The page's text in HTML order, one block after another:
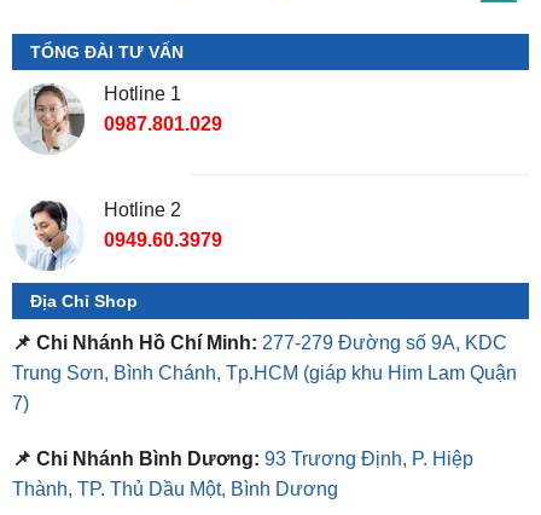
Hotline 1
0987.801.029
Địa Chỉ Shop
📌 Chi Nhánh Hồ Chí Minh: 277-279 Đường số 9A, KDC
Trung Sơn, Bình Chánh, Tp.HCM
7)
📌 Chi Nhánh Bình Dương:
⏰ Mở Cửa 08h - 18h